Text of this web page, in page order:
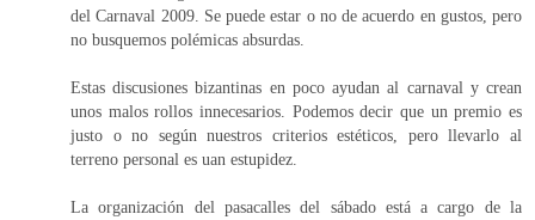
del Carnaval 2009. Se puede estar o no de acuerdo en gustos, pero
no busquemos polémicas absurdas.
Estas discusiones bizantinas en poco ayudan al carnaval y crean
unos malos rollos innecesarios. Podemos decir que un premio es
justo o no según nuestros criterios estéticos, pero llevarlo al
terreno personal es uan estupidez.
La organización del pasacalles del sábado está a cargo de la